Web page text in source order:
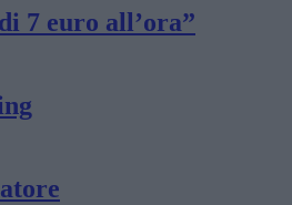
7 euro all’ora”